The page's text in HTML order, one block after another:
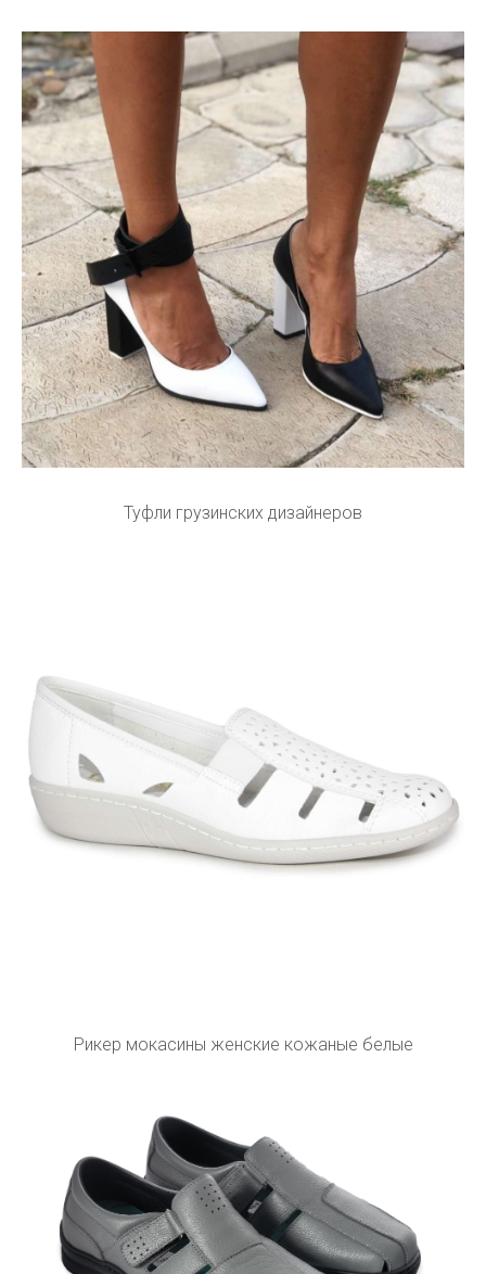
Туфли грузинских дизайнеров
Рикер мокасины женские кожаные белые